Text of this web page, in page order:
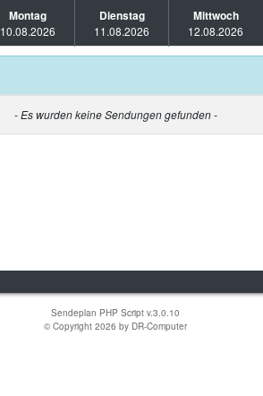
Montag
10.08.2026
Dienstag
11.08.2026
Mittwoch
12.08.2026
- Es wurden keine Sendungen gefunden -
Sendeplan PHP Script v.3.0.10
© Copyright 2026 by DR-Computer